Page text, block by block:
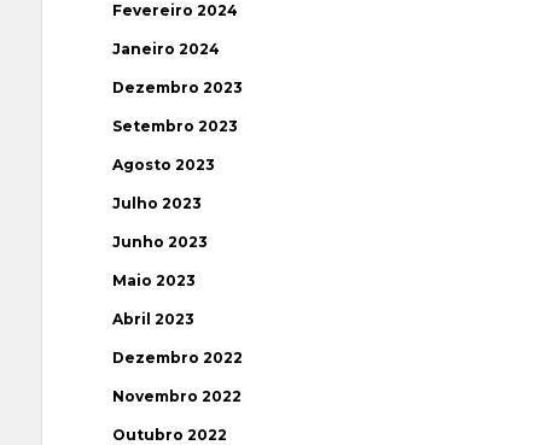
Fevereiro 2024
Janeiro 2024
Dezembro 2023
Setembro 2023
Agosto 2023
Julho 2023
Junho 2023
Maio 2023
Abril 2023
Dezembro 2022
Novembro 2022
Outubro 2022